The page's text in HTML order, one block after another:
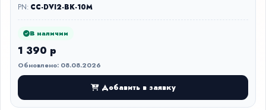
PN: CC-DVI2-BK-10M
В наличии
1 390 р
Обновлено: 08.08.2026
Добавить в заявку